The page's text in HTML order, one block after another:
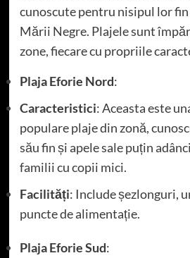
cunoscute pentru nisipul lor fin
Mării Negre. Plajele sunt
zone, fiecare cu propriile
Plaja Eforie Nord:
Caracteristici: Aceasta este
populare plaje din zonă,
său fin și apele sale puțin
familii cu copii mici.
Facilități: Include șezlonguri,
puncte de alimentație.
Plaja Eforie Sud: